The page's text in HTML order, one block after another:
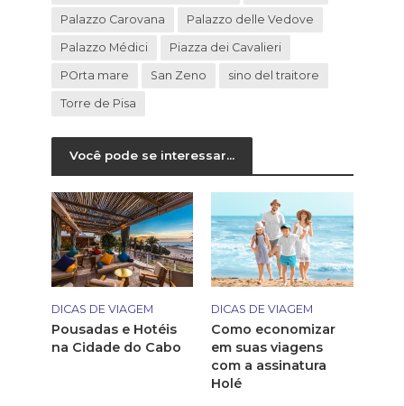
Palazzo Carovana Palazzo delle Vedove
Palazzo Médici Piazza dei Cavalieri
POrta mare San Zeno sino del traitore
Torre de Pisa
Você pode se interessar...
DICAS DE VIAGEM
Pousadas e Hotéis
na Cidade do Cabo
DICAS DE VIAGEM
Como economizar
em suas viagens
com a assinatura
Holé